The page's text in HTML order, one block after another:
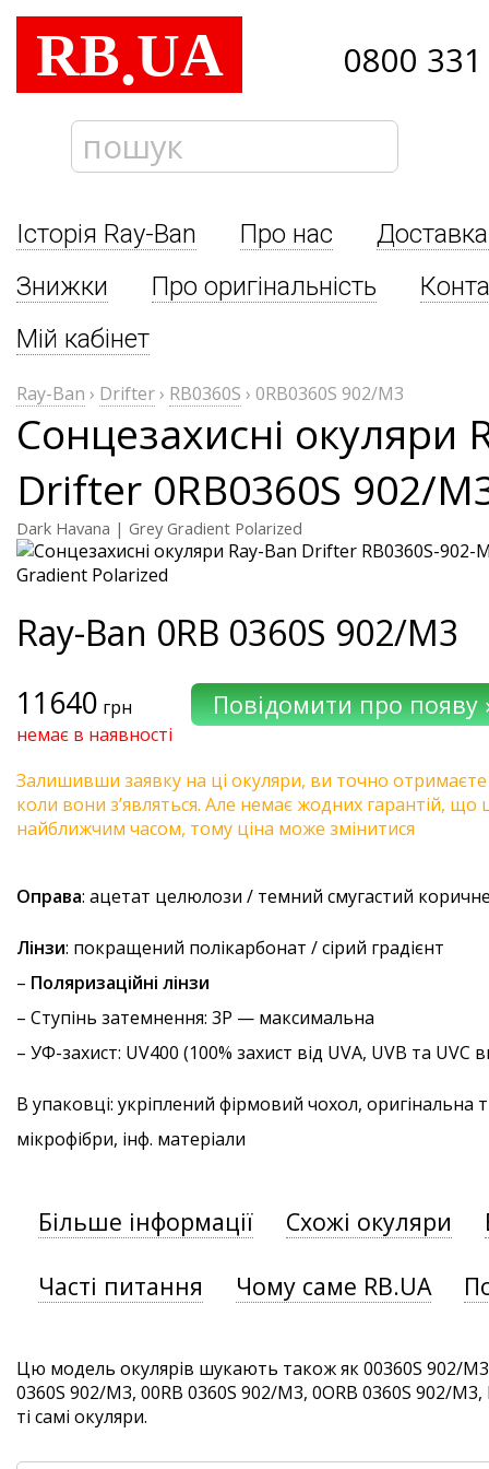
RB.UA 0800
Історія Ray-Ban Про нас
Знижки
Про оригінальність
Мій кабінет
Ray-Ban › Drifter› RB0360S › 0RB0360S 902/M3
Сонцезахисні окуляри
Drifter 0RB0360S 902/
Dark Havana | Grey Gradient Polarized
Ray-Ban 0RB 0360S 902/M3
11640 грн
немає в наявності
Залишивши заявку на ці окуляри, ви точно
коли вони з’являться. Але немає жодних гарантій, що
найближчим часом, тому ціна може змінитися
Оправа: ацетат целюлози / темний смугастий
Лінзи: покращений полікарбонат / сірий градієнт
– Поляризаційні лінзи
– Ступінь затемнення: 3P — максимальна
– УФ-захист: UV400 (100% захист від UVA, UVB та
В упаковці: укріплений фірмовий чохол, оригінальна
мікрофібри, інф. матеріали
Більше інформації Схожі окуляри
Часті питання Чому саме RB.UA
Цю модель окулярів шукають також як 00360S 902/
0360S 902/M3, 00RB 0360S 902/M3, 0ORB 0360S 902/
ті самі окуляри.